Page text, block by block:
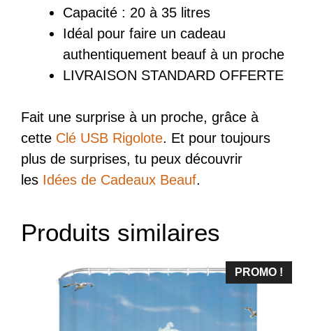
Capacité : 20 à 35 litres
Idéal pour faire un cadeau
authentiquement beauf à un proche
LIVRAISON STANDARD OFFERTE
Fait une surprise à un proche, grâce à
cette Clé USB Rigolote. Et pour toujours
plus de surprises, tu peux découvrir
les Idées de Cadeaux Beauf.
Produits similaires
PROMO !